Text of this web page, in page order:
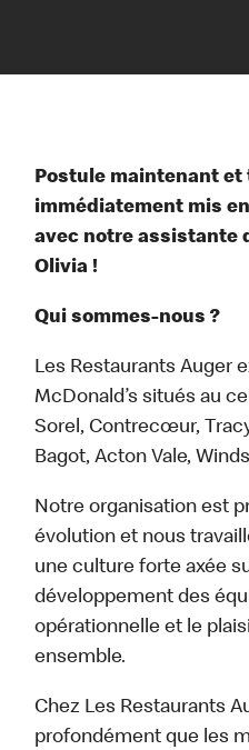
Postule maintenant et
immédiatement mis
avec notre assistante
Olivia !
Qui sommes-nous ?
Les Restaurants Auger
McDonald’s situés au
Sorel, Contrecœur,
Bagot, Acton Vale,
Notre organisation est
évolution et nous
une culture forte axée
développement des
opérationnelle et le
ensemble.
Chez Les Restaurants
profondément que les